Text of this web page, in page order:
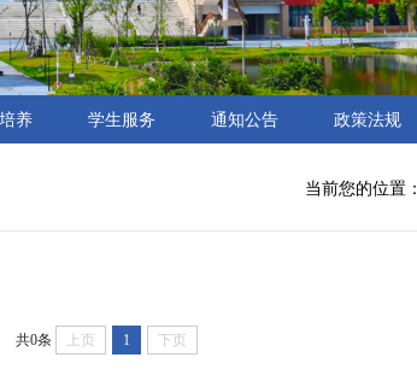
养 学生服务 通知公告 政策法规
当前您的位置：
共0条 上页 1 下页